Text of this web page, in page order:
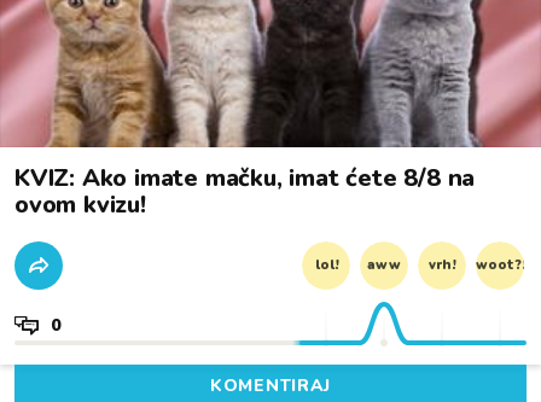
KVIZ: Ako imate mačku, imat ćete 8/8 na
ovom kvizu!
lol! aww vrh! woot?!
0
KOMENTIRAJ